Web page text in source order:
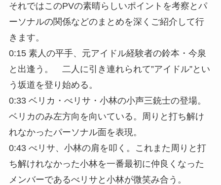
それではこのPVの素晴らしいポイントを考察とパ
ーソナルの関係などのまとめを深くご紹介して行
きます。
0:15 素人の平手、元アイドル経験者の鈴本・今泉
と出逢う。 二人に引き連れられて”アイドル”とい
う坂道を登り始める。
0:33 ベリカ・べリサ・小林の小声三銃士の登場。
ベリカのみ左方向を向いている。周りと打ち解け
れなかったパーソナル面を表現。
0:43 べリサ、小林の肩を叩く。これまた周りと打
ち解けれなかった小林を一番最初に仲良くなった
メンバーであるべリサと小林が微笑み合う。